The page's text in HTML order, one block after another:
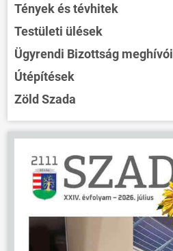
Tények és tévhitek
Testületi ülések
Ügyrendi Bizottság meghívói
Útépítések
Zöld Szada